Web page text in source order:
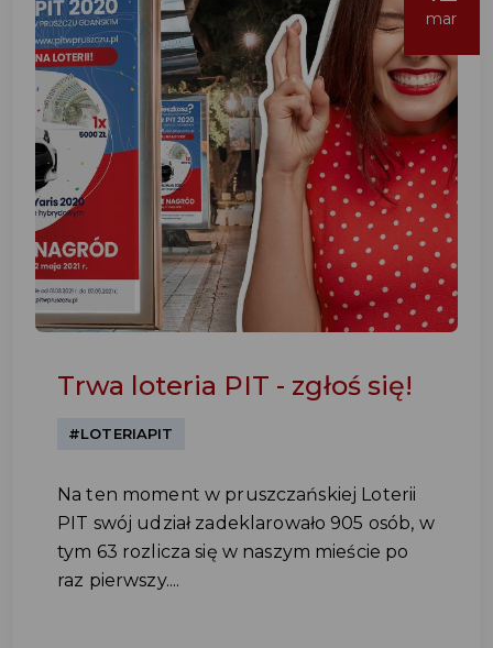
mar
Trwa loteria PIT - zgłoś się!
#LOTERIAPIT
Na ten moment w pruszczańskiej Loterii
PIT swój udział zadeklarowało 905 osób, w
tym 63 rozlicza się w naszym mieście po
raz pierwszy....